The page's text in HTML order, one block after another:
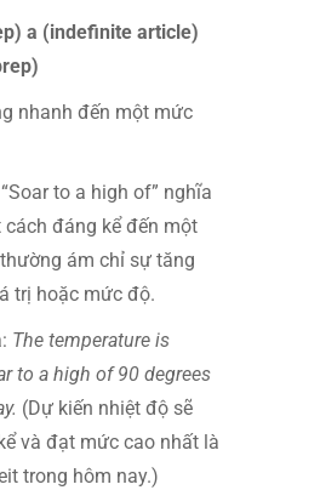
a (indefinite article)
nhanh đến một mức
to a high of” nghĩa
đáng kể đến một
ám chỉ sự tăng
trị hoặc mức độ.
The temperature is
to a high of 90 degrees
(Dự kiến nhiệt độ sẽ
và đạt mức cao nhất là
trong hôm nay.)